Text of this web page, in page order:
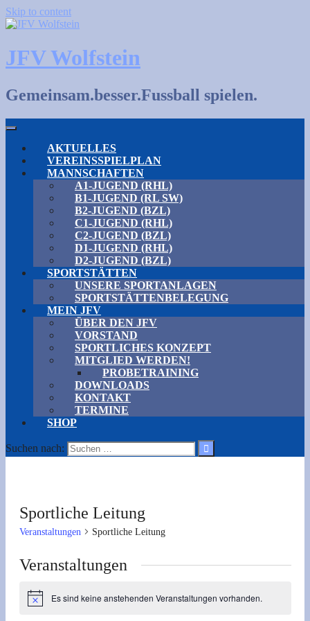
Skip to content
JFV Wolfstein
Gemeinsam.besser.Fussball spielen.
AKTUELLES
VEREINSSPIELPLAN
MANNSCHAFTEN
A1-JUGEND (RHL)
B1-JUGEND (RL SW)
B2-JUGEND (BZL)
C1-JUGEND (RHL)
C2-JUGEND (BZL)
D1-JUGEND (RHL)
D2-JUGEND (BZL)
SPORTSTÄTTEN
UNSERE SPORTANLAGEN
SPORTSTÄTTENBELEGUNG
MEIN JFV
ÜBER DEN JFV
VORSTAND
SPORTLICHES KONZEPT
MITGLIED WERDEN!
PROBETRAINING
DOWNLOADS
KONTAKT
TERMINE
SHOP
Suchen nach:
Sportliche Leitung
Veranstaltungen Sportliche Leitung
Veranstaltungen
HinweisEs sind keine anstehenden Veranstaltungen vorhanden.